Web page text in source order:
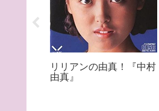
リリアンの由真！『中村
由真』